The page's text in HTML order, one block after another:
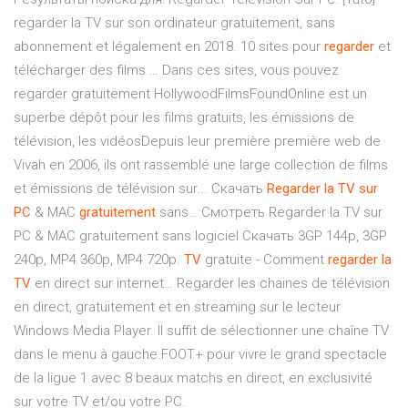
regarder la TV sur son ordinateur gratuitement, sans
abonnement et légalement en 2018. 10 sites pour regarder et
télécharger des films … Dans ces sites, vous pouvez
regarder gratuitement HollywoodFilmsFoundOnline est un
superbe dépôt pour les films gratuits, les émissions de
télévision, les vidéosDepuis leur première première web de
Vivah en 2006, ils ont rassemblé une large collection de films
et émissions de télévision sur... Скачать Regarder la TV sur
PC & MAC gratuitement sans… Смотреть Regarder la TV sur
PC & MAC gratuitement sans logiciel Скачать 3GP 144p, 3GP
240p, MP4 360p, MP4 720p. TV gratuite - Comment regarder la
TV en direct sur internet… Regarder les chaines de télévision
en direct, gratuitement et en streaming sur le lecteur
Windows Media Player. Il suffit de sélectionner une chaîne TV
dans le menu à gauche.FOOT+ pour vivre le grand spectacle
de la ligue 1 avec 8 beaux matchs en direct, en exclusivité
sur votre TV et/ou votre PC.